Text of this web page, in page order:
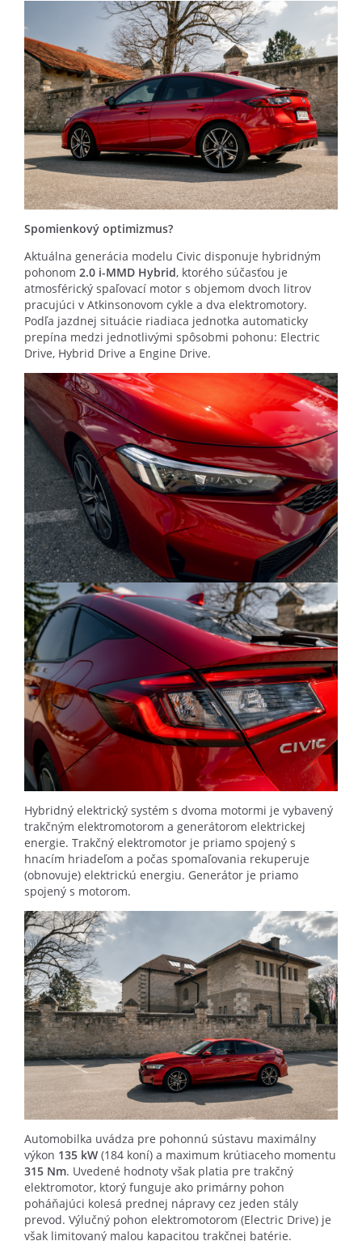
Spomienkový optimizmus?
Aktuálna generácia modelu Civic disponuje hybridným
pohonom 2.0 i-MMD Hybrid, ktorého súčasťou je
atmosférický spaľovací motor s objemom dvoch litrov
pracujúci v Atkinsonovom cykle a dva elektromotory.
Podľa jazdnej situácie riadiaca jednotka automaticky
prepína medzi jednotlivými spôsobmi pohonu: Electric
Drive, Hybrid Drive a Engine Drive.
Hybridný elektrický systém s dvoma motormi je vybavený
trakčným elektromotorom a generátorom elektrickej
energie. Trakčný elektromotor je priamo spojený s
hnacím hriadeľom a počas spomaľovania rekuperuje
(obnovuje) elektrickú energiu. Generátor je priamo
spojený s motorom.
Automobilka uvádza pre pohonnú sústavu maximálny
výkon 135 kW (184 koní) a maximum krútiaceho momentu
315 Nm. Uvedené hodnoty však platia pre trakčný
elektromotor, ktorý funguje ako primárny pohon
poháňajúci kolesá prednej nápravy cez jeden stály
prevod. Výlučný pohon elektromotorom (Electric Drive) je
však limitovaný malou kapacitou trakčnej batérie.